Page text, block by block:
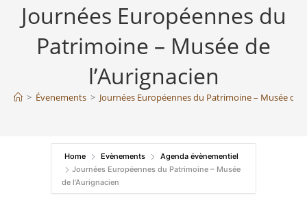
Journées Européennes du
Patrimoine – Musée de
l’Aurignacien
> Évenements > Journées Européennes du Patrimoine – Musée de
Home Evènements
Agenda évènementiel
Journées Européennes du Patrimoine – Musée
de l’Aurignacien